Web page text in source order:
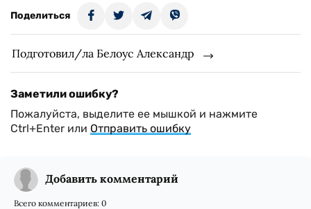
Поделиться
Подготовил/ла Белоус Александр
Заметили ошибку?
Пожалуйста, выделите ее мышкой и нажмите
Ctrl+Enter или Отправить ошибку
Добавить комментарий
Всего комментариев: 0